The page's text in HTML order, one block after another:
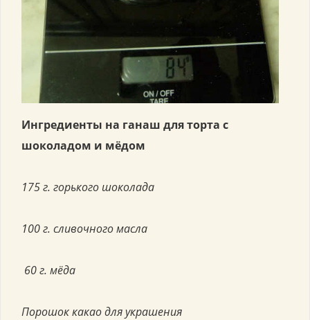
Ингредиенты на ганаш для торта с
шоколадом и мёдом
175 г. горького шоколада
100 г. сливочного масла
60 г. мёда
Порошок какао для украшения